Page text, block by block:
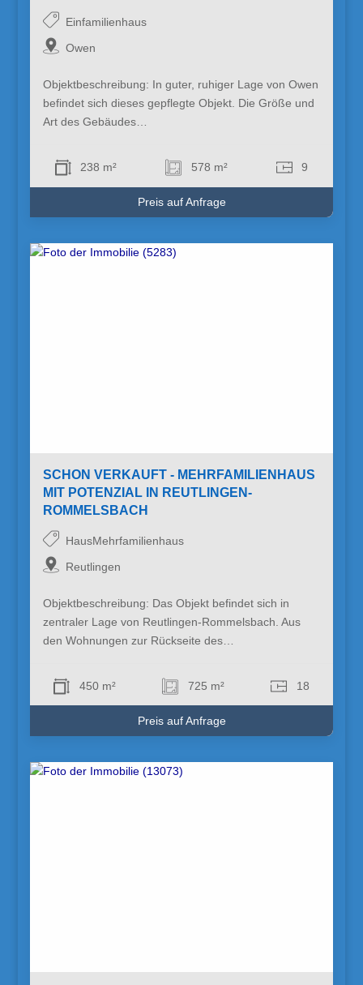
Einfamilienhaus
Owen
Objektbeschreibung: In guter, ruhiger Lage von Owen
befindet sich dieses gepflegte Objekt. Die Größe und
Art des Gebäudes…
238 m² 578 m² 9
Preis auf Anfrage
SCHON VERKAUFT - MEHRFAMILIENHAUS
MIT POTENZIAL IN REUTLINGEN-
ROMMELSBACH
HausMehrfamilienhaus
Reutlingen
Objektbeschreibung: Das Objekt befindet sich in
zentraler Lage von Reutlingen-Rommelsbach. Aus
den Wohnungen zur Rückseite des…
450 m² 725 m² 18
Preis auf Anfrage